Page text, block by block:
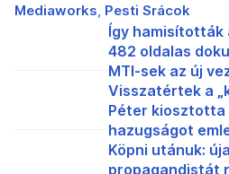
Mediaworks Pesti Srácok
Így hamisították
482 oldalas
MTI-sek az új
Visszatértek a
Péter kiosztotta
hazugságot
Köpni utánuk:
propagandistát